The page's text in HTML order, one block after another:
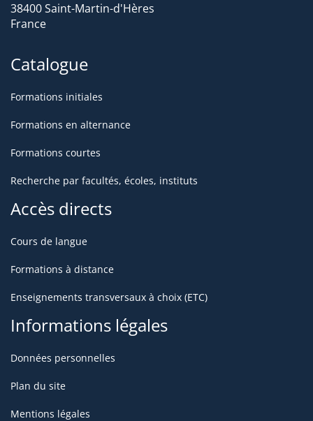
38400 Saint-Martin-d'Hères
France
Catalogue
Formations initiales
Formations en alternance
Formations courtes
Recherche par facultés, écoles, instituts
Accès directs
Cours de langue
Formations à distance
Enseignements transversaux à choix (ETC)
Informations légales
Données personnelles
Plan du site
Mentions légales